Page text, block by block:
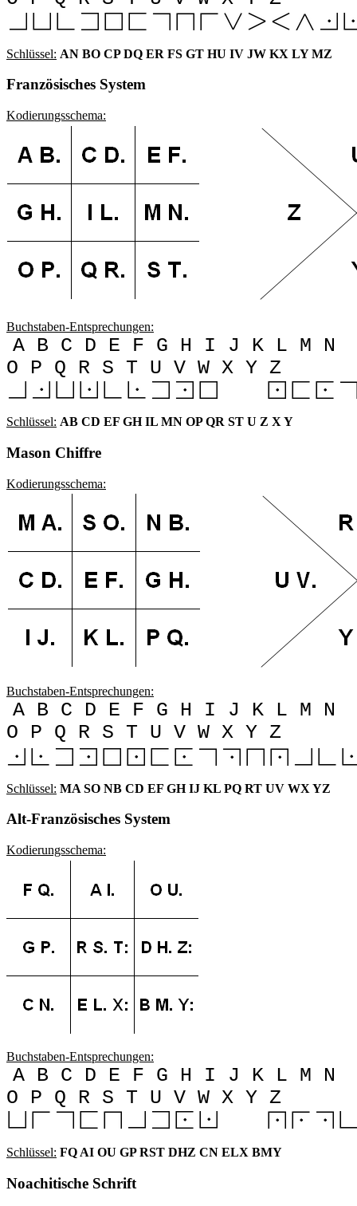
Schlüssel: AN BO CP DQ ER FS GT HU IV JW KX LY MZ
Französisches System
Kodierungsschema:
Buchstaben-Entsprechungen:
A B C D E F G H I J K L M N
O P Q R S T U V W X Y Z
Schlüssel: AB CD EF GH IL MN OP QR ST U Z X Y
Mason Chiffre
Kodierungsschema:
Buchstaben-Entsprechungen:
A B C D E F G H I J K L M N
O P Q R S T U V W X Y Z
Schlüssel: MA SO NB CD EF GH IJ KL PQ RT UV WX YZ
Alt-Französisches System
Kodierungsschema:
Buchstaben-Entsprechungen:
A B C D E F G H I J K L M N
O P Q R S T U V W X Y Z
Schlüssel: FQ AI OU GP RST DHZ CN ELX BMY
Noachitische Schrift